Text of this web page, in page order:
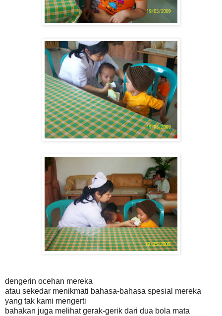
dengerin ocehan mereka
atau sekedar menikmati bahasa-bahasa spesial mereka
yang tak kami mengerti
bahakan juga melihat gerak-gerik dari dua bola mata